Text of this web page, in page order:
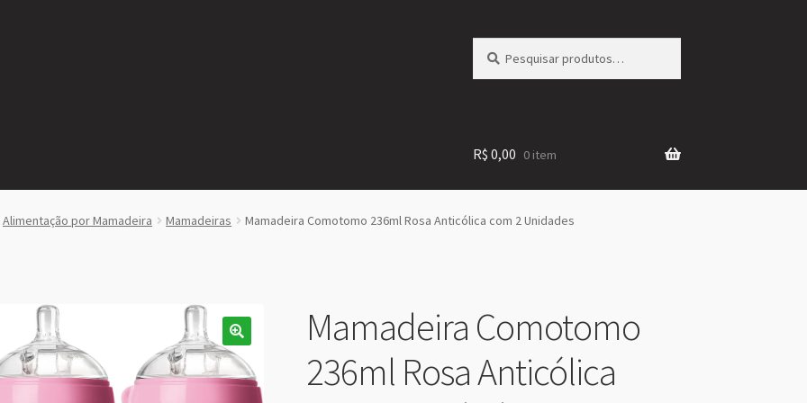
por:
R$ 0,00 0 item
Alimentação por Mamadeira Mamadeiras Mamadeira Comotomo 236ml Rosa Anticólica com 2 Unidades
Mamadeira Comotomo
236ml Rosa Anticólica